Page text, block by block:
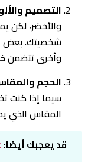
التصميم
والأخضر، لكن
شخصيتك. بعض
وأخرى تتضمن
الحجم
سيما إذا كنت
المقاس الذي
قد يعجبك أيضا: